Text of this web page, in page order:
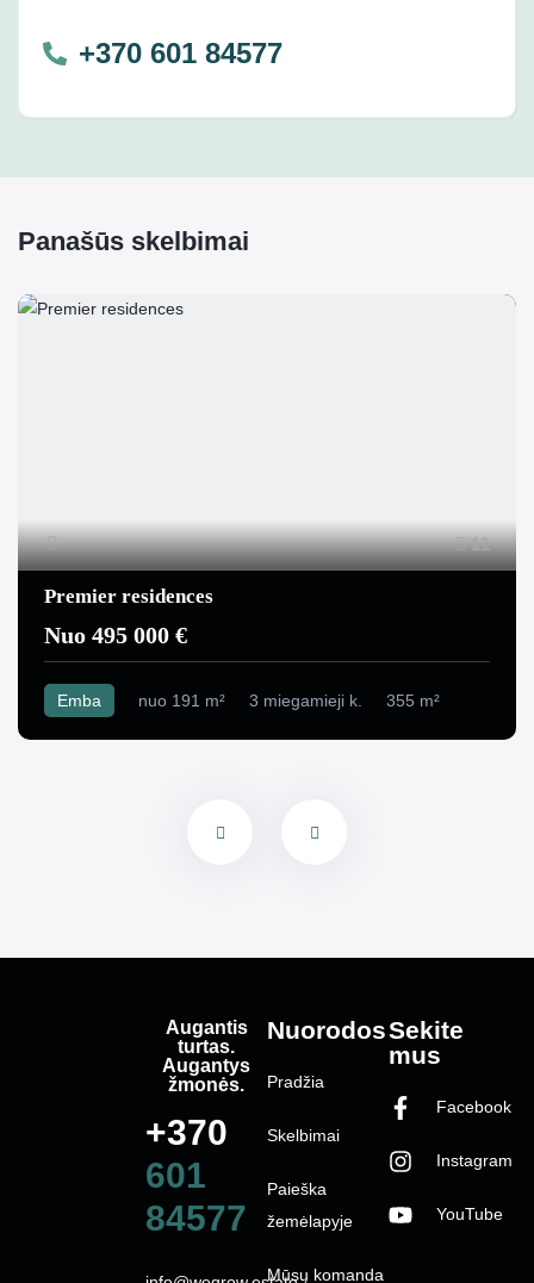
+370 601 84577
Panašūs skelbimai
11
Premier residences
Nuo 495 000 €
Emba nuo 191 m² 3 miegamieji k. 355 m²
Nuorodos
Pradžia
Skelbimai
Paieška
žemėlapyje
Mūsų komanda
Sekite
mus
Facebook
Instagram
YouTube
Augantis
turtas.
Augantys
žmonės.
+370
601
84577